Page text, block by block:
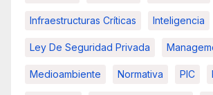
Infraestructuras Críticas Inteligencia
Ley De Seguridad Privada
Medioambiente Normativa PIC